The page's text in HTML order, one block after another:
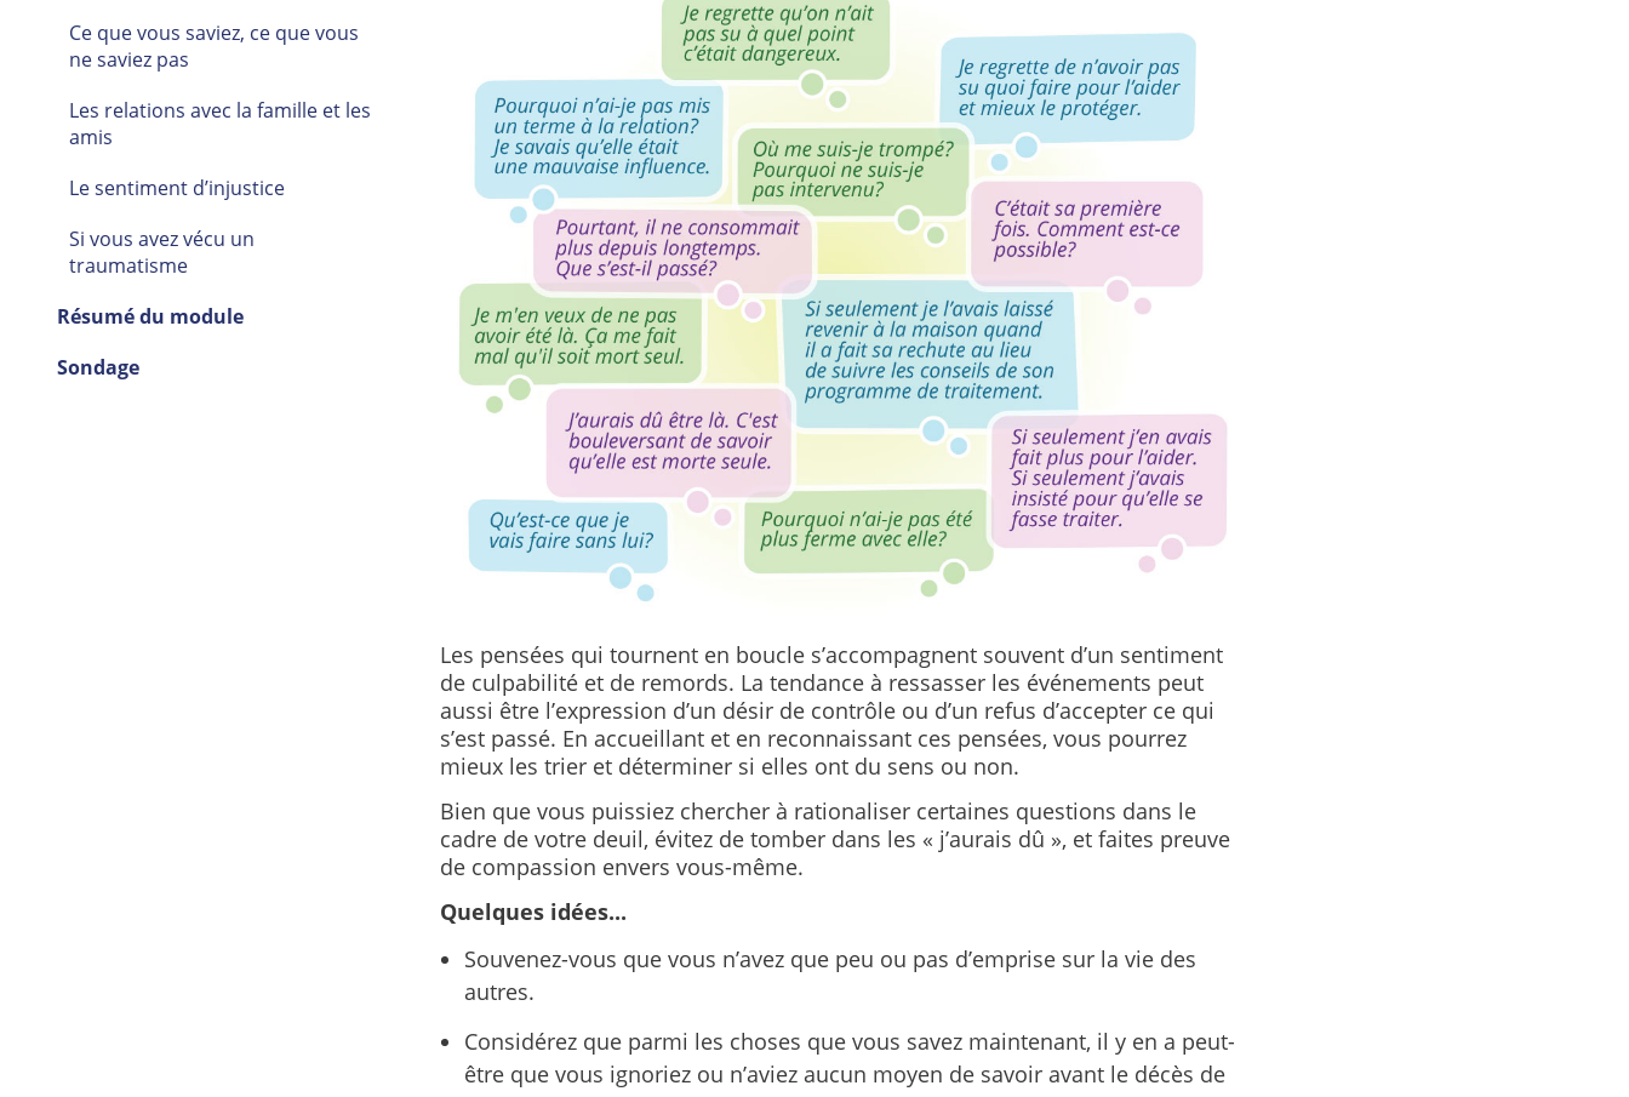
Ce que vous saviez, ce que vous
ne saviez pas
Les relations avec la famille et les
amis
Le sentiment d’injustice
Si vous avez vécu un
traumatisme
Résumé du module
Sondage
Les pensées qui tournent en boucle s’accompagnent souvent d’un sentiment
de culpabilité et de remords. La tendance à ressasser les événements peut
aussi être l’expression d’un désir de contrôle ou d’un refus d’accepter ce qui
s’est passé. En accueillant et en reconnaissant ces pensées, vous pourrez
mieux les trier et déterminer si elles ont du sens ou non.
Bien que vous puissiez chercher à rationaliser certaines questions dans le
cadre de votre deuil, évitez de tomber dans les « j’aurais dû », et faites preuve
de compassion envers vous-même.
Quelques idées...
Souvenez-vous que vous n’avez que peu ou pas d’emprise sur la vie des
autres.
Considérez que parmi les choses que vous savez maintenant, il y en a peut-
être que vous ignoriez ou n’aviez aucun moyen de savoir avant le décès de